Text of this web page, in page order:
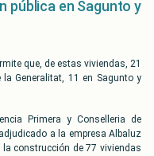
pública en Sagunto y
que, de estas viviendas, 21
Generalitat, 11 en Sagunto y
Primera y Conselleria de
a la empresa Albaluz
construcción de 77 viviendas